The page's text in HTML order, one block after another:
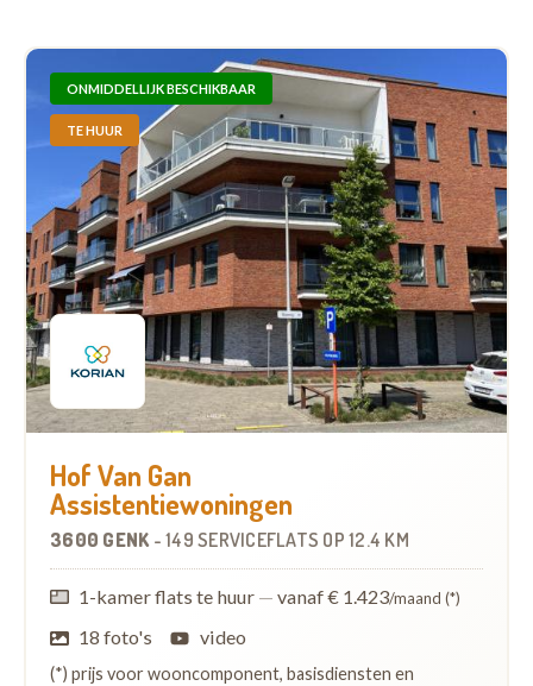
ONMIDDELLIJK BESCHIKBAAR
TE HUUR
Hof Van Gan
Assistentiewoningen
3600 GENK - 149 SERVICEFLATS OP 12.4 KM
1-kamer flats te huur — vanaf € 1.423/maand (*)
18 foto's video
(*) prijs voor wooncomponent, basisdiensten en